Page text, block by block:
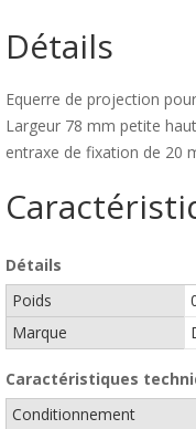
Détails
Equerre de projection
Largeur 78 mm petite
entraxe de fixation de 20
Détails
Poids
Marque
Caractéristiques
Conditionnement